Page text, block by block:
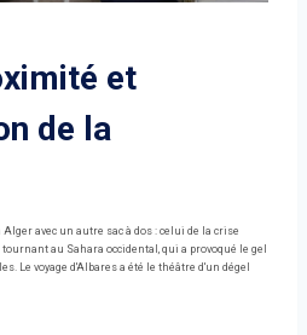
et
de la
avec un autre sac à dos : celui de la crise
au Sahara occidental, qui a provoqué le gel
Le voyage d'Albares a été le théâtre d'un dégel